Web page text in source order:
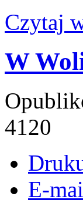
Czytaj
W
4120
E-